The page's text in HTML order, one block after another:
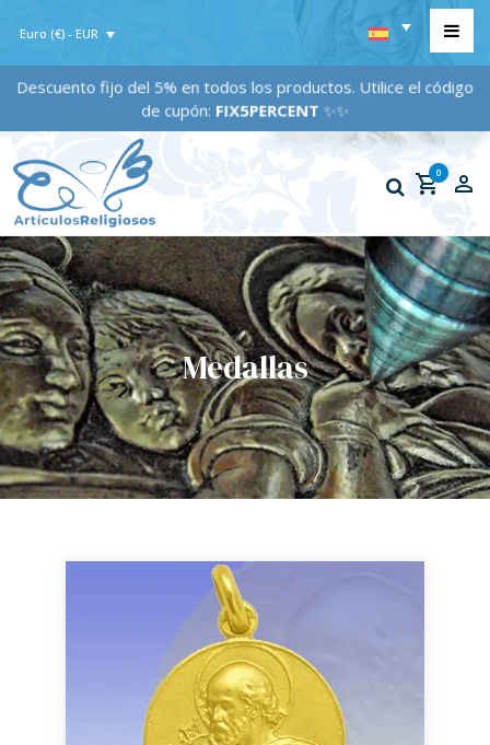
Euro (€) - EUR
Descuento fijo del 5% en todos los productos. Utilice el código
de cupón:FIX5PERCENT✨✨
0
Medallas